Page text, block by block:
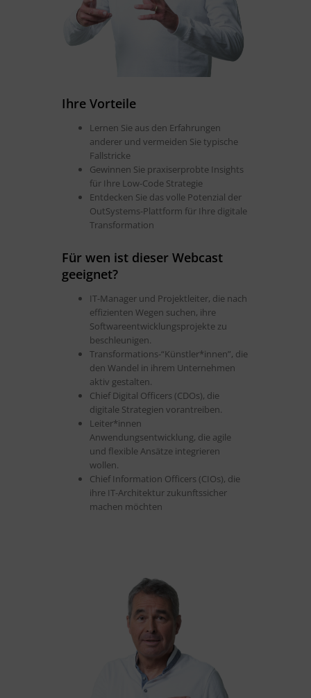
Ihre Vorteile
Lernen Sie aus den Erfahrungen
anderer und vermeiden Sie typische
Fallstricke
Gewinnen Sie praxiserprobte Insights
für Ihre Low-Code Strategie
Entdecken Sie das volle Potenzial der
OutSystems-Plattform für Ihre digitale
Transformation
Für wen ist dieser Webcast
geeignet?
IT-Manager und Projektleiter, die nach
effizienten Wegen suchen, ihre
Softwareentwicklungsprojekte zu
beschleunigen.
Transformations-“Künstler*innen”, die
den Wandel in ihrem Unternehmen
aktiv gestalten.
Chief Digital Officers (CDOs), die
digitale Strategien vorantreiben.
Leiter*innen
Anwendungsentwicklung, die agile
und flexible Ansätze integrieren
wollen.
Chief Information Officers (CIOs), die
ihre IT-Architektur zukunftssicher
machen möchten